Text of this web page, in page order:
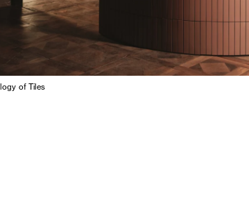
of Tiles